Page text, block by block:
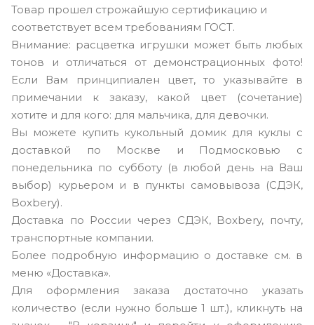
Товар прошел строжайшую сертификацию и
соответствует всем требованиям ГОСТ.
Внимание: расцветка игрушки может быть любых
тонов и отличаться от демонстрационных фото!
Если Вам принципиален цвет, то указывайте в
примечании к заказу, какой цвет (сочетание)
хотите и для кого: для мальчика, для девочки.
Вы можете купить кукольный домик для куклы с
доставкой по Москве и Подмосковью с
понедельника по субботу (в любой день на Ваш
выбор) курьером и в пункты самовывоза (СДЭК,
Boxbery).
Доставка по России через СДЭК, Boxbery, почту,
транспортные компании.
Более подробную информацию о доставке см. в
меню «Доставка».
Для оформления заказа достаточно указать
количество (если нужно больше 1 шт.), кликнуть на